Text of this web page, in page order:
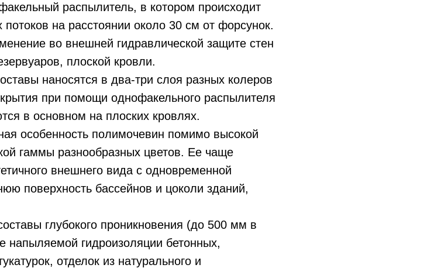
распылитель, в котором происходит
на расстоянии около 30 см от форсунок.
во внешней гидравлической защите стен
плоской кровли.
наносятся в два-три слоя разных колеров
при помощи однофакельного распылителя
в основном на плоских кровлях.
особенность полимочевин помимо высокой
гаммы разнообразных цветов. Ее чаще
внешнего вида с одновременной
поверхность бассейнов и цоколи зданий,
глубокого проникновения (до 500 мм в
напыляемой гидроизоляции бетонных,
отделок из натурального и